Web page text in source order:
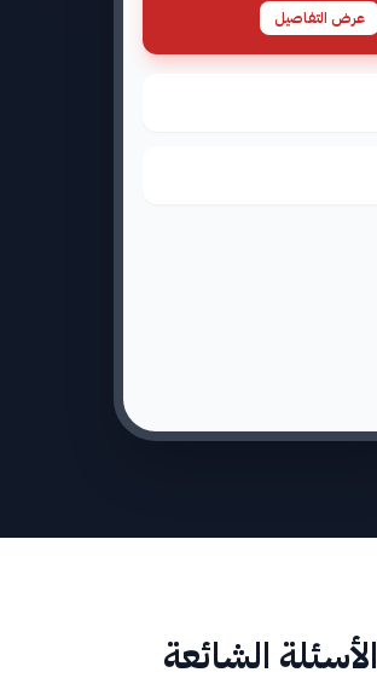
عرض التفاصيل
الأسئلة الشائعة